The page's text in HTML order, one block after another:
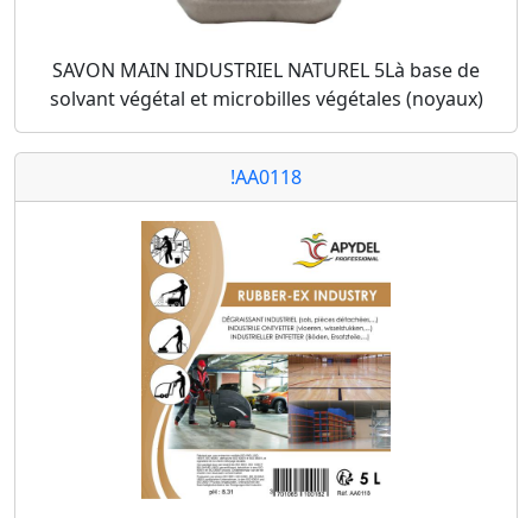
SAVON MAIN INDUSTRIEL NATUREL 5Là base de
solvant végétal et microbilles végétales (noyaux)
!AA0118